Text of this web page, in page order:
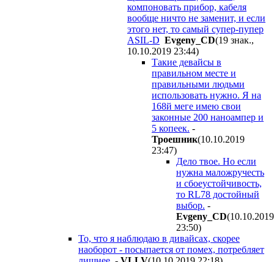
компоновать прибор, кабеля
вообще ничто не заменит, и если
этого нет, то самый супер-пупер
ASIL-D Evgeny_CD(19 знак.,
10.10.2019 23:44)
Такие девайсы в
правильном месте и
правильными людьми
использовать нужно. Я на
168й меге имею свои
законные 200 наноампер и
5 копеек. -
Троешник(10.10.2019
23:47)
Дело твое. Но если
нужна маложручесть
и сбоеустойчивость,
то RL78 достойный
выбор. -
Evgeny_CD(10.10.2019
23:50)
То, что я наблюдаю в дивайсах, скорее
наоборот - посыпается от помех, потребляет